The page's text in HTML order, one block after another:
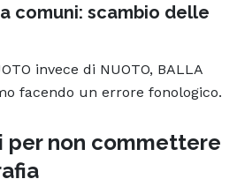
comuni: scambio delle
invece di NUOTO, BALLA
facendo un errore fonologico.
per non commettere